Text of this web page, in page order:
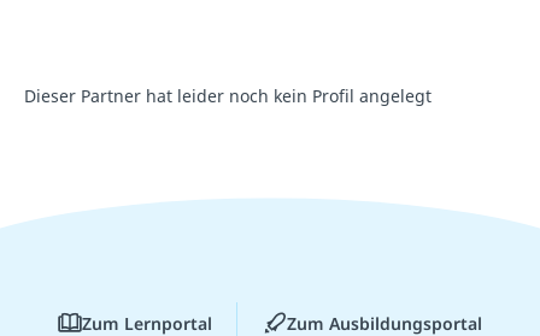
Dieser Partner hat leider noch kein Profil angelegt
Zum Lernportal Zum Ausbildungsportal